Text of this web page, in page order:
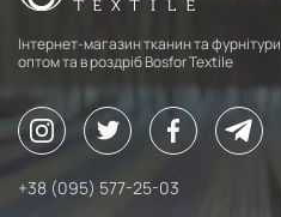
Інтернет-магазин тканин та фурнітури
оптом та в роздріб Bosfor Textile
+38 (095) 577-25-03